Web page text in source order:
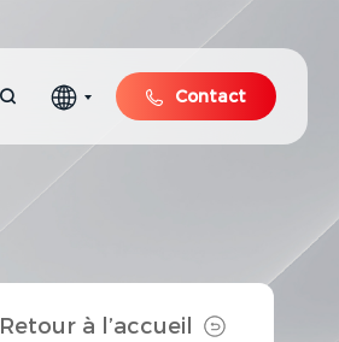
Contact
Retour à l’accueil